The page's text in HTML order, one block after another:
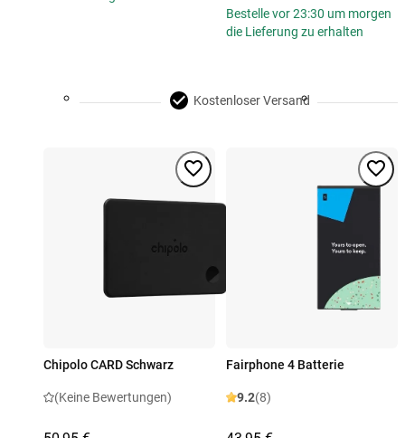
Bestelle vor 23:30 um morgen
die Lieferung zu erhalten
Kostenloser Versand
Chipolo CARD Schwarz
(Keine Bewertungen)
Fairphone 4 Batterie
9.2(8)